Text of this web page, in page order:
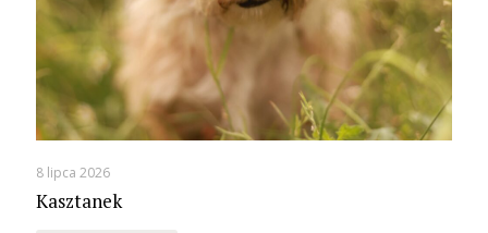
8 lipca 2026
Kasztanek